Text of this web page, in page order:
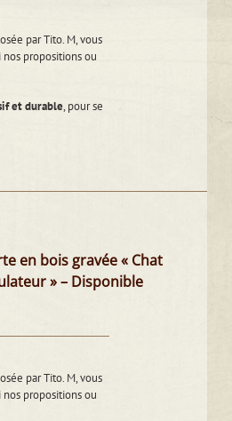
par Tito. M, vous
propositions ou
et durable, pour se
en bois gravée « Chat
» – Disponible
par Tito. M, vous
propositions ou